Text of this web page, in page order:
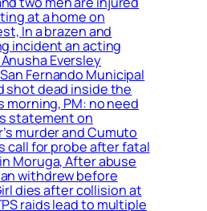
at a home on
In a brazen and
incident an acting
Eversley
Fernando Municipal
shot dead inside the
PM: no need
statement on
murder and Cumuto
call for probe after fatal
Moruga, After abuse
withdrew before
dies after collision at
raids lead to multiple